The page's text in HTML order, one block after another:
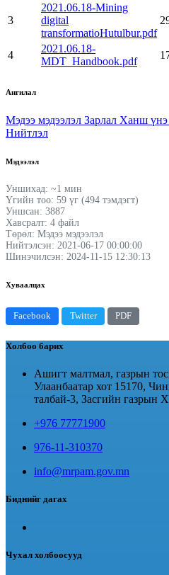
3
2021.06.18-Mining
digital
transformatioHutulbur.pdf
4
2021.06.18-
MDT_Handbook.pdf
Ангилал
Мэдээ мэдээлэл Зарлал Ханш үнэ
Нийтлэл
Мэдээлэл
Уншихад: ~1 мин
Үгийн тоо: 59 үг (494 тэмдэгт)
Уншсан: 3887
Хавсралт: 4 файл
Төрөл: Мэдээ мэдээлэл
Нийтэлсэн: 2021-06-17 00:00:00
Шинэчилсэн: 2024-11-15 12:30:13
Хуваалцах
Facebook Twitter PDF
Холбоо барих
Ашигт малтмал, газрын
Улаанбаатар хот 15170,
талбай-3, Засгийн газрын
+976 77771900
976-11-310370
info@mrpam.gov.mn
Биднийг дагах
Чухал холбоосууд